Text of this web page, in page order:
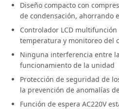
Diseño compacto con
de condensación, ahorrando
Controlador LCD
temperatura y monitoreo del
Ninguna interferencia entre
funcionamiento de la unidad
Protección de seguridad de
la prevención de anomalías
Función de espera AC220V